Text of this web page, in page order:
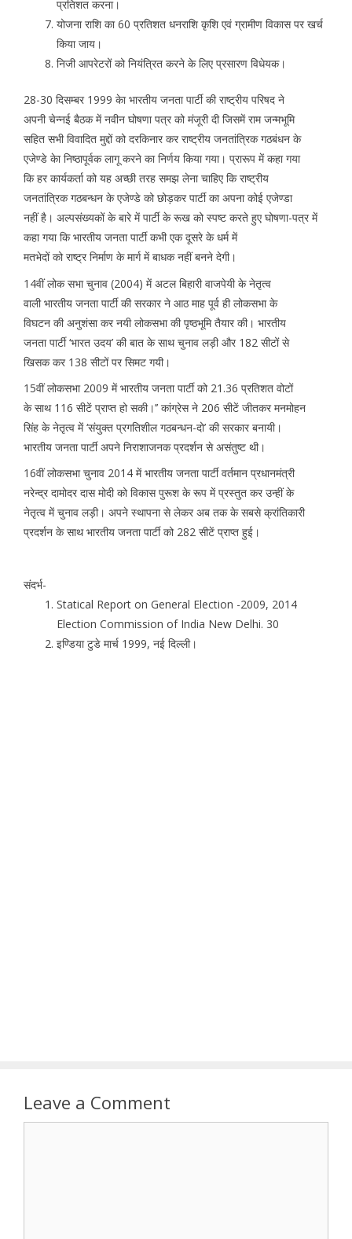
प्रतिशत करना।
योजना राशि का 60 प्रतिशत धनराशि कृशि एवं ग्रामीण विकास पर खर्च
किया जाय।
निजी आपरेटरों को नियंत्रित करने के लिए प्रसारण विधेयक।
28-30 दिसम्बर 1999 केा भारतीय जनता पार्टी की राष्ट्रीय परिषद ने
अपनी चेन्नई बैठक में नवीन घोषणा पत्र को मंजूरी दी जिसमें राम जन्मभूमि
सहित सभी विवादित मुद्दों को दरकिनार कर राष्ट्रीय जनतांत्रिक गठबंधन के
एजेण्डे केा निष्ठापूर्वक लागू करने का निर्णय किया गया। प्रारूप में कहा गया
कि हर कार्यकर्ता को यह अच्छी तरह समझ लेना चाहिए कि राष्ट्रीय
जनतांत्रिक गठबन्धन के एजेण्डे को छोड़कर पार्टी का अपना कोई एजेण्डा
नहीं है। अल्पसंख्यकों के बारे में पार्टी के रूख को स्पष्ट करते हुए घोषणा-पत्र में
कहा गया कि भारतीय जनता पार्टी कभी एक दूसरे के धर्म में
मतभेदों को राष्ट्र निर्माण के मार्ग में बाधक नहीं बनने देगी।
14वीं लोक सभा चुनाव (2004) में अटल बिहारी वाजपेयी के नेतृत्व
वाली भारतीय जनता पार्टी की सरकार ने आठ माह पूर्व ही लोकसभा के
विघटन की अनुशंसा कर नयी लोकसभा की पृष्ठभूमि तैयार की। भारतीय
जनता पार्टी ‘भारत उदय’ की बात के साथ चुनाव लड़ी और 182 सीटों से
खिसक कर 138 सीटों पर सिमट गयी।
15वीं लोकसभा 2009 में भारतीय जनता पार्टी को 21.36 प्रतिशत वोटों
के साथ 116 सीटें प्राप्त हो सकी।’’ कांग्रेस ने 206 सीटें जीतकर मनमोहन
सिंह के नेतृत्व में ‘संयुक्त प्रगतिशील गठबन्धन-दो’ की सरकार बनायी।
भारतीय जनता पार्टी अपने निराशाजनक प्रदर्शन से असंतुष्ट थी।
16वीं लोकसभा चुनाव 2014 में भारतीय जनता पार्टी वर्तमान प्रधानमंत्री
नरेन्द्र दामोदर दास मोदी को विकास पुरूश के रूप में प्रस्तुत कर उन्हीं के
नेतृत्व में चुनाव लड़ी। अपने स्थापना से लेकर अब तक के सबसे क्रांतिकारी
प्रदर्शन के साथ भारतीय जनता पार्टी को 282 सीटें प्राप्त हुई।
संदर्भ-
Statical Report on General Election -2009, 2014
Election Commission of India New Delhi. 30
इण्डिया टुडे मार्च 1999, नई दिल्ली।
Leave a Comment